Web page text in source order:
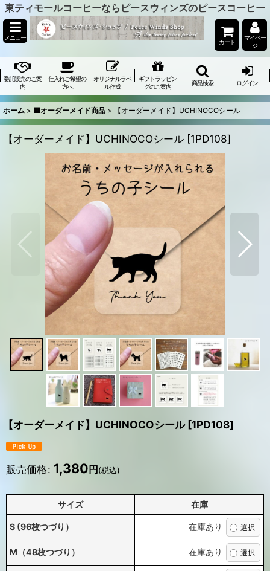
東ティモールコーヒーならピースウィンズのピースコーヒー
メニュー
カート
マイペー
ジ
委託販売のご案
内
仕入れご希望の
方へ
オリジナルラベ
ル作成
ギフトラッピン
グのご案内
商品検索 ログイン
ホーム > 🟫オーダーメイド商品 > 【オーダーメイド】UCHINOCOシール
【オーダーメイド】UCHINOCOシール [1PD108]
【オーダーメイド】UCHINOCOシール [1PD108]
販売価格: 1,380 円 (税込)
サイズ 在庫
S (96枚つづり） 在庫あり
M（48枚つづり） 在庫あり